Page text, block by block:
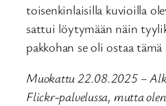
toisenkinlaisilla kuvioilla
sattui löytymään näin
pakkohan se oli ostaa
Muokattu 22.08.2025 –
Flickr-palvelussa, mutta olen